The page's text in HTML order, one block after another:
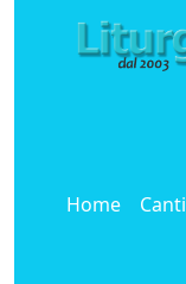
Home
Canti